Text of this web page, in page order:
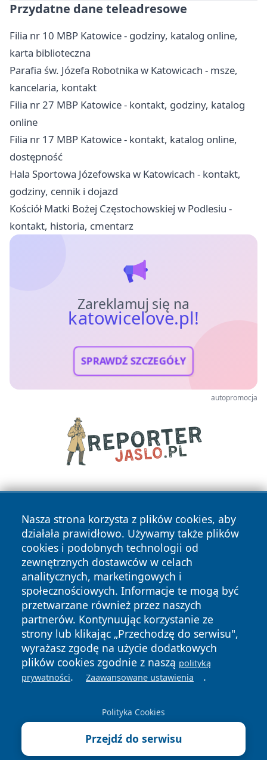
Przydatne dane teleadresowe
Filia nr 10 MBP Katowice - godziny, katalog online,
karta biblioteczna
Parafia św. Józefa Robotnika w Katowicach - msze,
kancelaria, kontakt
Filia nr 27 MBP Katowice - kontakt, godziny, katalog
online
Filia nr 17 MBP Katowice - kontakt, katalog online,
dostępność
Hala Sportowa Józefowska w Katowicach - kontakt,
godziny, cennik i dojazd
Kościół Matki Bożej Częstochowskiej w Podlesiu -
kontakt, historia, cmentarz
Zareklamuj się na
katowicelove.pl!
SPRAWDŹ SZCZEGÓŁY
autopromocja
Nasza strona korzysta z plików cookies, aby
działała prawidłowo. Używamy także plików
cookies i podobnych technologii od
zewnętrznych dostawców w celach
analitycznych, marketingowych i
społecznościowych. Informacje te mogą być
przetwarzane również przez naszych
partnerów. Kontynuując korzystanie ze
strony lub klikając „Przechodzę do serwisu",
wyrażasz zgodę na użycie dodatkowych
plików cookies zgodnie z naszą polityką
prywatności. Zaawansowane ustawienia .
Polityka Cookies
Przejdź do serwisu
Copyright © 2026 katowicelove.pl Wszystkie prawa
zastrzeżone.
News Autorzy
Polityka
Prywatności
Polityka
Cookies